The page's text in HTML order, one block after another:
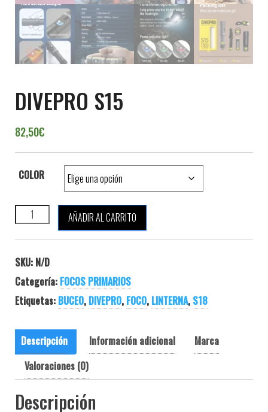
DIVEPRO S15
82,50€
COLOR
DIVEPRO S15 cantidadAÑADIR AL CARRITO
SKU: N/D
Categoría: FOCOS PRIMARIOS
Etiquetas: BUCEO, DIVEPRO, FOCO, LINTERNA, S18
Descripción Información adicional
Marca
Valoraciones (0)
Descripción